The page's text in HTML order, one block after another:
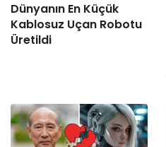
Dünyanın En Küçük
Kablosuz Uçan Robotu
Üretildi